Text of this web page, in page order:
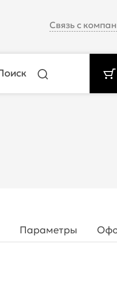
Связь с
Параметры